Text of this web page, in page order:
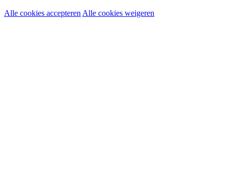
Noodzakelijke cookies:
Alle cookies accepteren Alle cookies weigeren